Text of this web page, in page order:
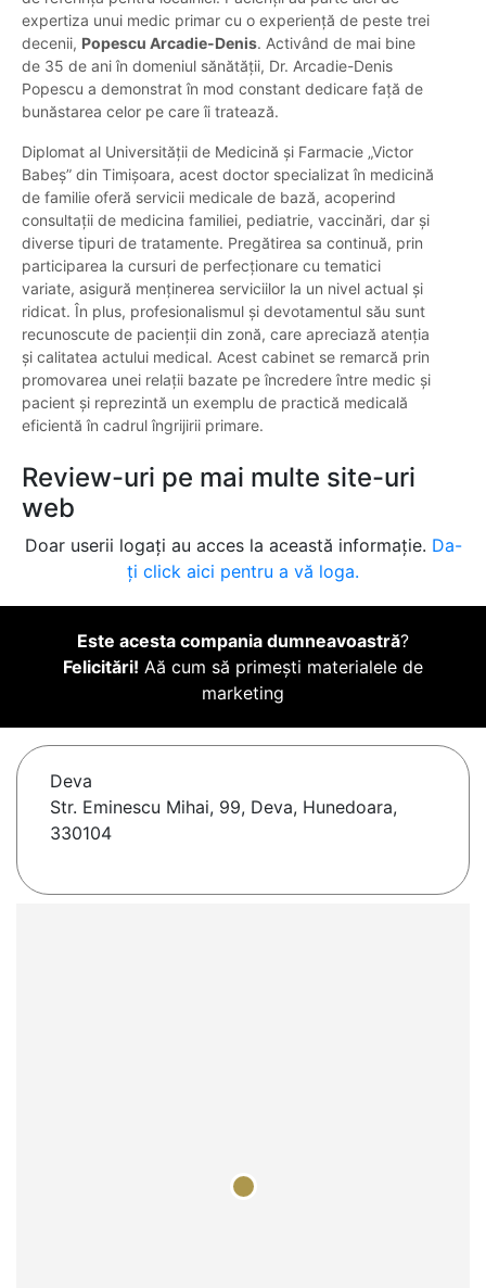
expertiza unui medic primar cu o experiență de peste trei
decenii, Popescu Arcadie-Denis. Activând de mai bine
de 35 de ani în domeniul sănătății, Dr. Arcadie-Denis
Popescu a demonstrat în mod constant dedicare față de
bunăstarea celor pe care îi tratează.
Diplomat al Universității de Medicină și Farmacie „Victor
Babeș” din Timișoara, acest doctor specializat în medicină
de familie oferă servicii medicale de bază, acoperind
consultații de medicina familiei, pediatrie, vaccinări, dar și
diverse tipuri de tratamente. Pregătirea sa continuă, prin
participarea la cursuri de perfecționare cu tematici
variate, asigură menținerea serviciilor la un nivel actual și
ridicat. În plus, profesionalismul și devotamentul său sunt
recunoscute de pacienții din zonă, care apreciază atenția
și calitatea actului medical. Acest cabinet se remarcă prin
promovarea unei relații bazate pe încredere între medic și
pacient și reprezintă un exemplu de practică medicală
eficientă în cadrul îngrijirii primare.
Review-uri pe mai multe site-uri
web
Doar userii logați au acces la această informație. Da-
ți click aici pentru a vă loga.
Este acesta compania dumneavoastră?
Felicitări! Aă cum să primești materialele de
marketing
Deva
Str. Eminescu Mihai, 99, Deva, Hunedoara,
330104